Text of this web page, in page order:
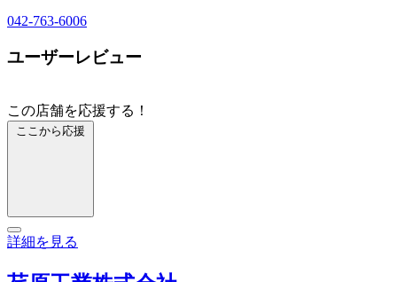
042-763-6006
ユーザーレビュー
この店舗を応援する！
ここから応援
詳細を見る